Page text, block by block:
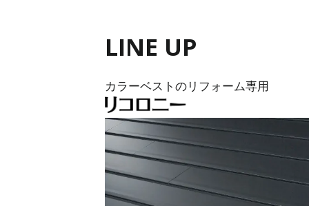
LINE UP
カラーベストのリフォーム専用